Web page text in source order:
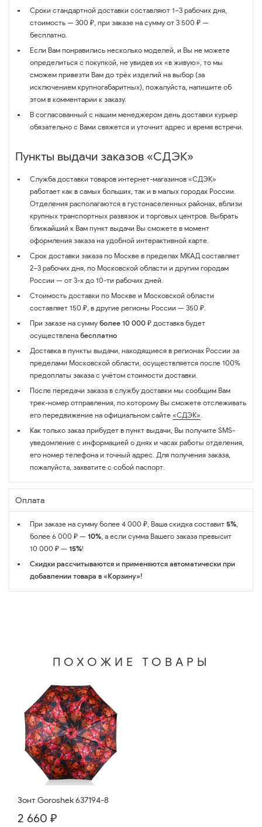
Сроки стандартной доставки составляют 1–3 рабочих дня,
стоимость — 300 ₽, при заказе на сумму от 3 500 ₽ —
бесплатно.
Если Вам понравились несколько моделей, и Вы не можете
определиться с покупкой, не увидев их «в живую», то мы
сможем привезти Вам до трёх изделий на выбор (за
исключением крупногабаритных), пожалуйста, напишите об
этом в комментарии к заказу.
В согласованный с нашим менеджером день доставки курьер
обязательно с Вами свяжется и уточнит адрес и время встречи.
Пункты выдачи заказов «СДЭК»
Служба доставки товаров интернет-магазинов «СДЭК»
работает как в самых больших, так и в малых городах России.
Отделения располагаются в густонаселенных районах, вблизи
крупных транспортных развязок и торговых центров. Выбрать
ближайший к Вам пункт выдачи Вы сможете в момент
оформления заказа на удобной интерактивной карте.
Срок доставки заказа по Москве в пределах МКАД составляет
2–3 рабочих дня, по Московской области и другим городам
России — от 3-х до 10-ти рабочих дней.
Стоимость доставки по Москве и Московской области
составляет 150 ₽, в другие регионы России — 350 ₽.
При заказе на сумму более 10 000 ₽ доставка будет
осуществлена бесплатно
Доставка в пункты выдачи, находящиеся в регионах России за
пределами Московской области, осуществляется после 100%
предоплаты заказа с учётом стоимости доставки.
После передачи заказа в службу доставки мы сообщим Вам
трек-номер отправления, по которому Вы сможете отслеживать
его передвижение на официальном сайте «СДЭК».
Как только заказ прибудет в пункт выдачи, Вы получите SMS-
уведомление с информацией о днях и часах работы отделения,
его номер телефона и точный адрес. Для получения заказа,
пожалуйста, захватите с собой паспорт.
Оплата
При заказе на сумму более 4 000 ₽, Ваша скидка составит 5%,
более 6 000 ₽ — 10%, а если сумма Вашего заказа превысит
10 000 ₽ — 15%!
Скидки рассчитываются и применяются автоматически при
добавлении товара в «Корзину»!
ПОХОЖИЕ ТОВАРЫ
Зонт Goroshek 637194-8
2 660 ₽